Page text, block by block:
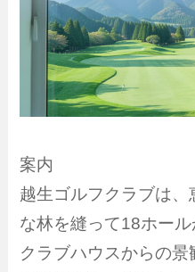
案内
越生ゴルフクラブは
な林を縫って18ホール
クラブハウスからの